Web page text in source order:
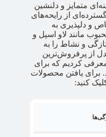
متمایز و دلنشین
از رایحه‌های
و دلپذیری به
مانند لاو اسپل و
و نشاط را به
از پرفروش‌ترین
کردیم که برای
برای یافتن محصولات
کنید: